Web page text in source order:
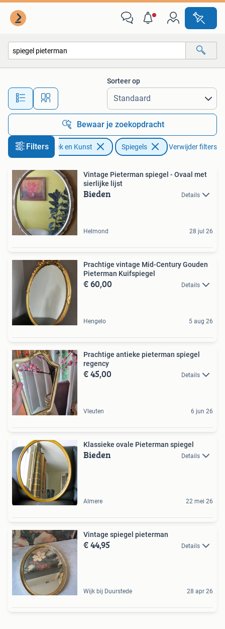
Alle afstanden…
Sorteer op
Bewaar je zoekopdracht
FiltersAntiek en Kunst Spiegels Verwijder filters
Vintage Pieterman spiegel - Ovaal met
sierlijke lijst
Bieden Details
Helmond 28 jul 26
Prachtige vintage Mid-Century Gouden
Pieterman Kuifspiegel
€ 60,00 Details
Hengelo 5 aug 26
Prachtige antieke pieterman spiegel
regency
€ 45,00 Details
Vleuten 6 jun 26
Klassieke ovale Pieterman spiegel
Bieden Details
Almere 22 mei 26
Vintage spiegel pieterman
€ 44,95 Details
Wijk bij Duurstede 28 apr 26